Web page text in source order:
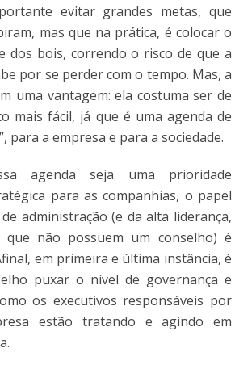
evitar grandes metas, que
mas que na prática, é colocar o
dos bois, correndo o risco de que a
por se perder com o tempo. Mas, a
uma vantagem: ela costuma ser de
mais fácil, já que é uma agenda de
para a empresa e para a sociedade.
agenda seja uma prioridade
para as companhias, o papel
administração (e da alta liderança,
que não possuem um conselho) é
em primeira e última instância, é
puxar o nível de governança e
os executivos responsáveis por
estão tratando e agindo em